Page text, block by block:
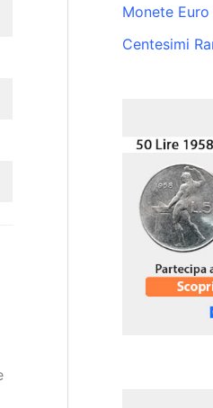
Monete Euro
Centesimi